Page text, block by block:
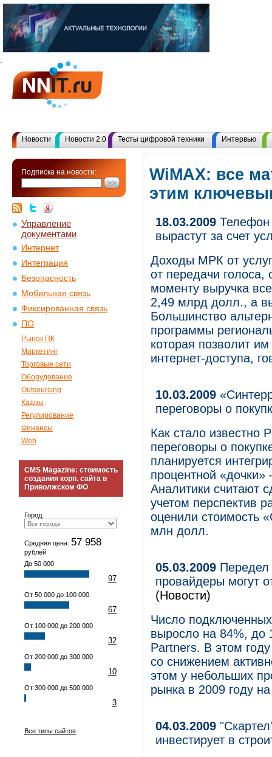
Новости Новости 2.0 Тесты цифровой техники Интервью
Подписка на новости:
Управление
документами
Интернет
Интеграция
Безопасность
Мобильная связь
Фиксированная связь
ПО
Рынок ПК
Маркетинг
Торговые сети
Оборудование
Outsourcing
Кадры
Регулирование
Финансы
Web
CMS Magazine: стоимость
создания корп. сайта в
Приволжском ФО
Город:
Средняя цена: 57 958
рублей
До 50 000
97
От 50 000 до 100 000
67
От 100 000 до 200 000
32
От 200 000 до 300 000
10
От 300 000 до 500 000
3
Все типы сайтов
WiMAX: все
этим
18.03.2009 Телефон
вырастут за счет
Доходы МРК от
от передачи
моменту выручка
2,49 млрд долл., а
Большинство
программы
которая позволит
интернет-доступа,
10.03.2009
переговоры о
Как стало известно
переговоры о
планируется
процентной
Аналитики считают
учетом перспектив
оценили стоимость
млн долл.
05.03.2009 Передел
провайдеры могут
(Новости)
Число
выросло на 84%, до
Partners. В этом
со снижением
этом у небольших
рынка в 2009 году
04.03.2009
инвестирует в